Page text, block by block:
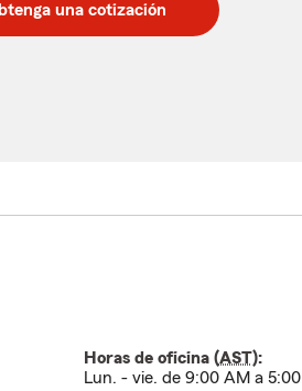
una cotización
Horas de oficina (AST):
Lun. - vie. de 9:00 AM a 5:00